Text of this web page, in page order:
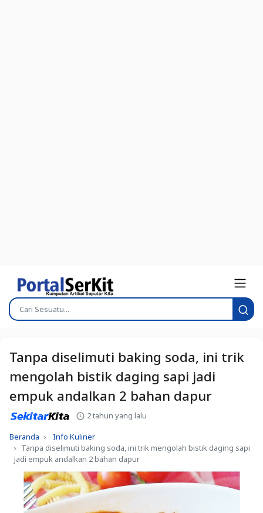
Tanpa diselimuti baking soda, ini trik
mengolah bistik daging sapi jadi
empuk andalkan 2 bahan dapur
2 tahun yang lalu
Beranda
Info Kuliner
Tanpa diselimuti baking soda, ini trik mengolah bistik daging sapi
jadi empuk andalkan 2 bahan dapur